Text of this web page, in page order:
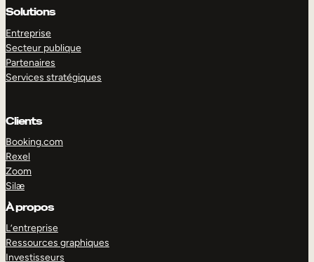
Solutions
Entreprise
Secteur publique
Partenaires
Services stratégiques
Clients
Booking.com
Rexel
Zoom
Silæ
À propos
L’entreprise
Ressources graphiques
Investisseurs